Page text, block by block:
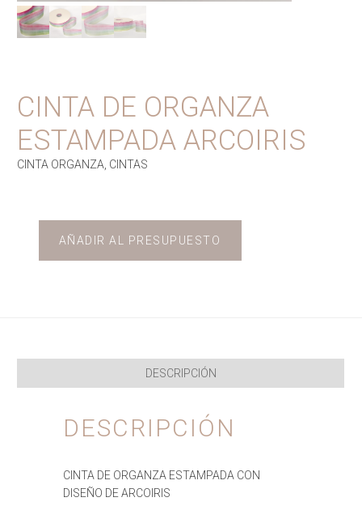
CINTA DE ORGANZA
ESTAMPADA ARCOIRIS
CINTA ORGANZA CINTAS
AÑADIR AL PRESUPUESTO
DESCRIPCIÓN
DESCRIPCIÓN
CINTA DE ORGANZA ESTAMPADA CON
DISEÑO DE ARCOIRIS